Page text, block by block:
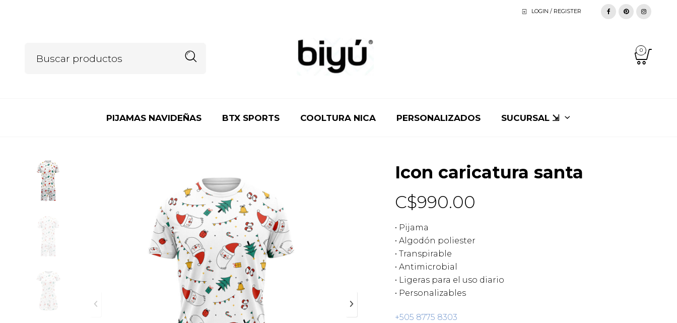
LOGIN / REGISTER
0
PIJAMAS NAVIDEÑAS BTX SPORTS COOLTURA NICA PERSONALIZADOS SUCURSAL ⇲
Icon caricatura santa
C$990.00
• Pijama
• Algodón poliester
• Transpirable
• Antimicrobial
• Ligeras para el uso diario
• Personalizables
+505 8775 8303